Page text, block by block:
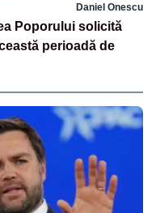
Daniel Onescu
Poporului solicită
perioadă de